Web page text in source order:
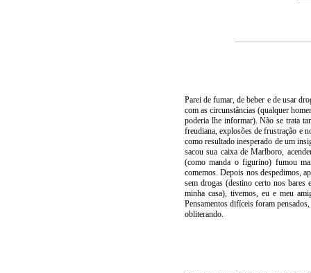
Parei de fumar, de beber e de usar
com as circunstâncias (qualquer
poderia lhe informar). Não se trata
freudiana, explosões de frustração e
como resultado inesperado de um
sacou sua caixa de Marlboro,
(como manda o figurino) fumou
comemos. Depois nos despedimos,
sem drogas (destino certo nos bares
minha casa), tivemos, eu e meu
Pensamentos difíceis foram
obliterando.